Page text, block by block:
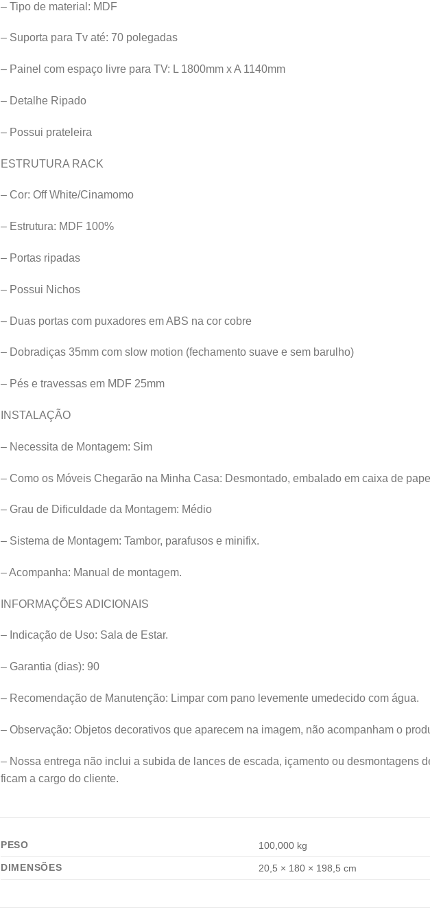
– Tipo de material: MDF
– Suporta para Tv até: 70 polegadas
– Painel com espaço livre para TV: L 1800mm x A 1140mm
– Detalhe Ripado
– Possui prateleira
ESTRUTURA RACK
– Cor: Off White/Cinamomo
– Estrutura: MDF 100%
– Portas ripadas
– Possui Nichos
– Duas portas com puxadores em ABS na cor cobre
– Dobradiças 35mm com slow motion (fechamento suave e sem barulho)
– Pés e travessas em MDF 25mm
INSTALAÇÃO
– Necessita de Montagem: Sim
– Como os Móveis Chegarão na Minha Casa: Desmontado, embalado em caixa de
– Grau de Dificuldade da Montagem: Médio
– Sistema de Montagem: Tambor, parafusos e minifix.
– Acompanha: Manual de montagem.
INFORMAÇÕES ADICIONAIS
– Indicação de Uso: Sala de Estar.
– Garantia (dias): 90
– Recomendação de Manutenção: Limpar com pano levemente umedecido com água.
– Observação: Objetos decorativos que aparecem na imagem, não acompanham o
– Nossa entrega não inclui a subida de lances de escada, içamento ou desmontagens
ficam a cargo do cliente.
PESO
100,000 kg
DIMENSÕES
20,5 × 180 × 198,5 cm